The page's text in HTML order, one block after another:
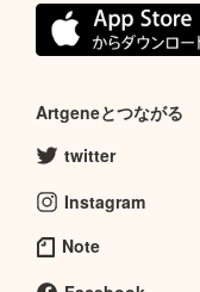
Artgeneとつながる
twitter
Instagram
Note